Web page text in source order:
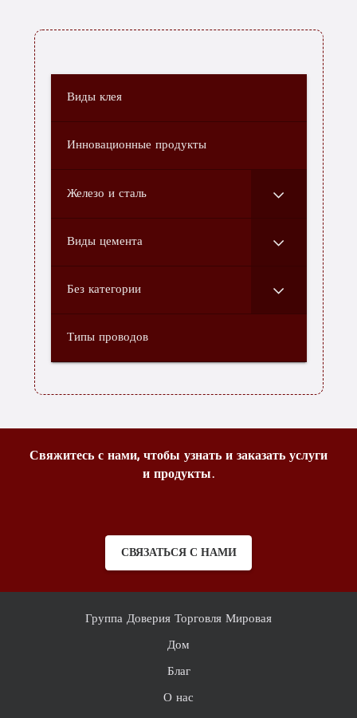
Дом
О нас
Связаться с нами
Благ
Категория
Виды клея
Инновационные продукты
Железо и сталь
Виды цемента
Без категории
Типы проводов
Свяжитесь с нами, чтобы узнать и заказать услуги
и продукты.
СВЯЗАТЬСЯ С НАМИ
Группа Доверия Торговля Мировая
Дом
Благ
О нас